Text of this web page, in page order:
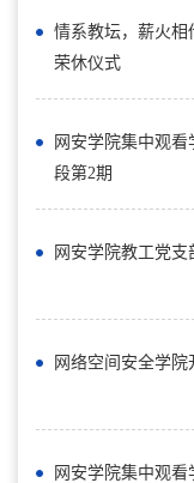
情系教坛，薪火
荣休仪式
网安学院集中观
段第2期
网安学院教工党
网络空间安全学
网安学院集中观